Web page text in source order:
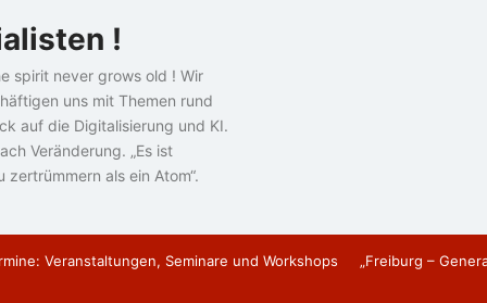
!
spirit never grows old ! Wir
uns mit Themen rund
auf die Digitalisierung und KI.
Veränderung. „Es ist
als ein Atom“.
Veranstaltungen, Seminare und Workshops „Freiburg –